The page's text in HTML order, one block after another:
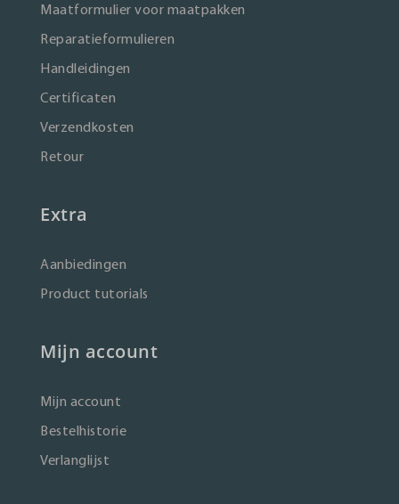
Maatformulier voor maatpakken
Reparatieformulieren
Handleidingen
Certificaten
Verzendkosten
Retour
Extra
Aanbiedingen
Product tutorials
Mijn account
Mijn account
Bestelhistorie
Verlanglijst